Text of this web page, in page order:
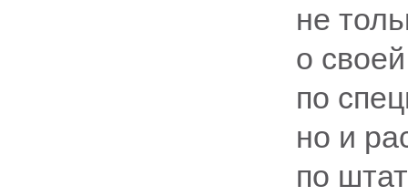
не
о
по
но и
по